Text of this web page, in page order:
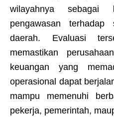
wilayahnya sebagai
pengawasan
daerah. Evaluasi
memastikan
keuangan yang
operasional dapat
mampu memenuhi
pekerja, pemerintah,